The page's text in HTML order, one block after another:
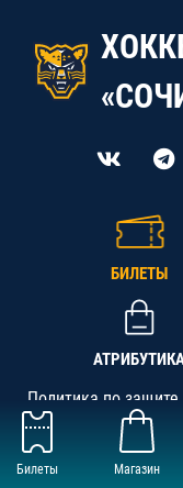
Билеты Магазин
БИЛЕТЫ
Политика по
АНО «СК